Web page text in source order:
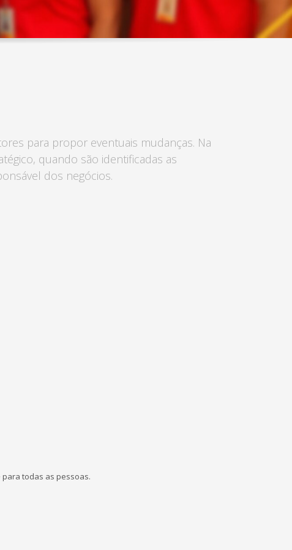
Taguatinga Setor Hoteleiro Sul
Área Especial de Postos – Pistão Sul
Brasília (DF)
para propor eventuais mudanças. Na
quando são identificadas as
dos negócios.
todas as pessoas.